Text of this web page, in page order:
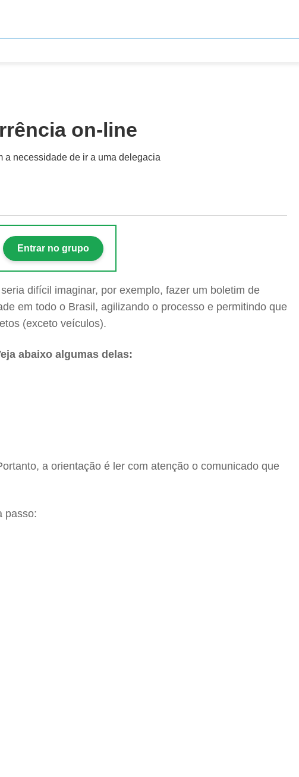
on-line
a necessidade de ir a uma delegacia
Entrar no grupo
difícil imaginar, por exemplo, fazer um boletim de
em todo o Brasil, agilizando o processo e permitindo que
(exceto veículos).
abaixo algumas delas:
a orientação é ler com atenção o comunicado que
passo: